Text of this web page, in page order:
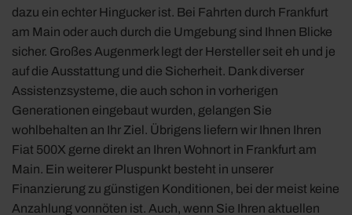
dazu ein echter Hingucker ist. Bei Fahrten durch Frankfurt
am Main oder auch durch die Umgebung sind Ihnen Blicke
sicher. Großes Augenmerk legt der Hersteller seit eh und je
auf die Ausstattung und die Sicherheit. Dank diverser
Assistenzsysteme, die auch schon in vorherigen
Generationen eingebaut wurden, gelangen Sie
wohlbehalten an Ihr Ziel. Übrigens liefern wir Ihnen Ihren
Fiat 500X gerne direkt an Ihren Wohnort in Frankfurt am
Main. Ein weiterer Pluspunkt besteht in unserer
Finanzierung zu günstigen Konditionen, bei der meist keine
Anzahlung vonnöten ist. Auch, wenn Sie Ihren aktuellen